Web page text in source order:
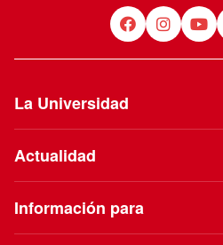
La Universidad
Proyecto Institucional
Vinculación con el Medio
Actualidad
Información para